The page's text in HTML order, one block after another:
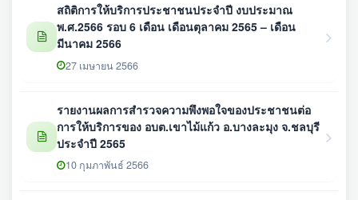
สถิติการให้บริการประชาชนประจำปี งบประมาณ
พ.ศ.2566 รอบ 6 เดือน เดือนตุลาคม 2565 – เดือน
มีนาคม 2566
27 เมษายน 2566
รายงานผลการสำรวจความพึงพอใจของประชาชนต่อ
การให้บริการของ อบต.เขาไม้แก้ว อ.บางละมุง จ.ชลบุรี
ประจำปี 2565
10 กุมภาพันธ์ 2566